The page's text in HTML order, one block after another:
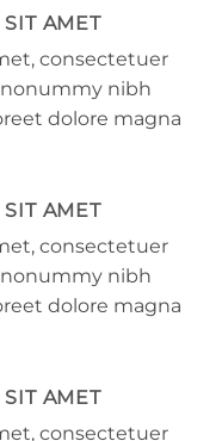
AMET
consectetuer
nibh
dolore magna
AMET
consectetuer
nibh
dolore magna
AMET
consectetuer